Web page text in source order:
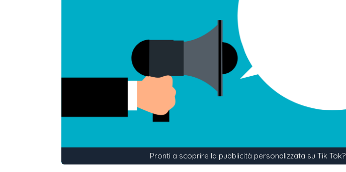
Pronti a scoprire la pubblicità personalizzata su Tik Tok?